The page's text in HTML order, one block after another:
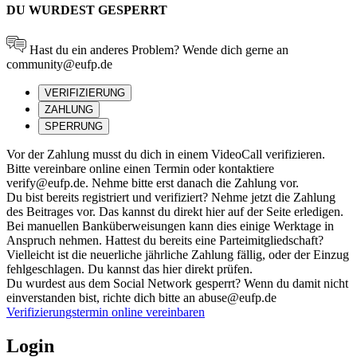
DU WURDEST GESPERRT
Hast du ein anderes Problem? Wende dich gerne an
community@eufp.de
VERIFIZIERUNG
ZAHLUNG
SPERRUNG
Vor der Zahlung musst du dich in einem VideoCall verifizieren.
Bitte vereinbare online einen Termin oder kontaktiere
verify@eufp.de. Nehme bitte erst danach die Zahlung vor.
Du bist bereits registriert und verifiziert? Nehme jetzt die Zahlung
des Beitrages vor. Das kannst du direkt hier auf der Seite erledigen.
Bei manuellen Banküberweisungen kann dies einige Werktage in
Anspruch nehmen. Hattest du bereits eine Parteimitgliedschaft?
Vielleicht ist die neuerliche jährliche Zahlung fällig, oder der Einzug
fehlgeschlagen. Du kannst das hier direkt prüfen.
Du wurdest aus dem Social Network gesperrt? Wenn du damit nicht
einverstanden bist, richte dich bitte an abuse@eufp.de
Verifizierungstermin online vereinbaren
Login